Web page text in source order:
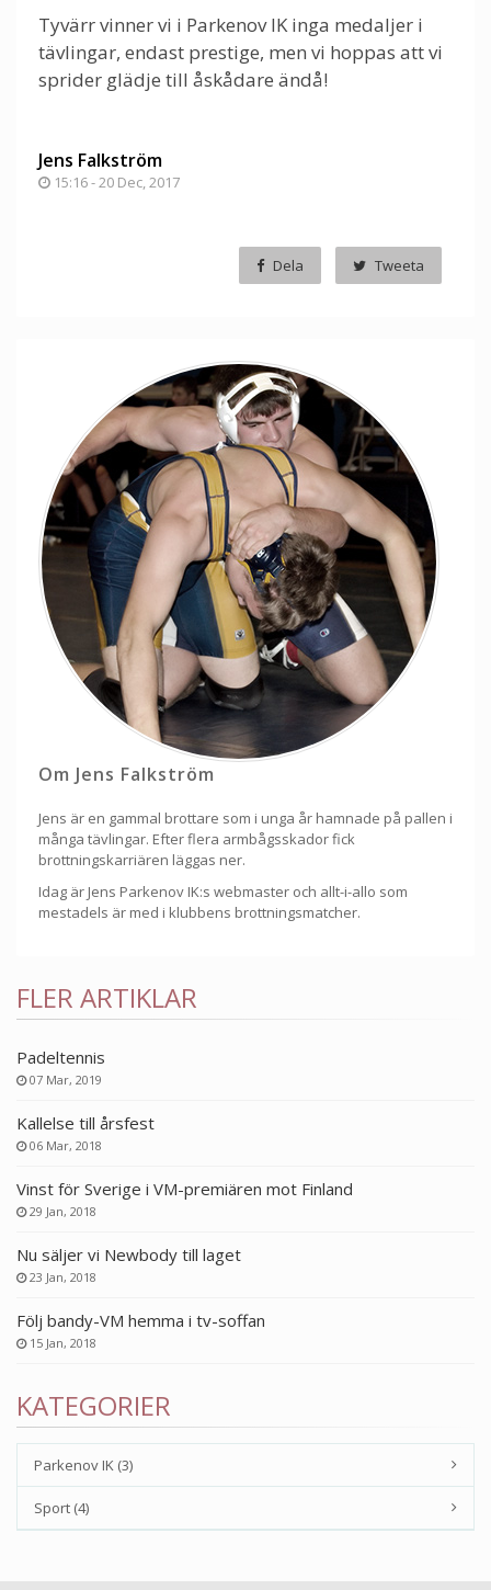
Tyvärr vinner vi i Parkenov IK inga medaljer i
tävlingar, endast prestige, men vi hoppas att vi
sprider glädje till åskådare ändå!
Jens Falkström
15:16 - 20 Dec, 2017
Dela Tweeta
Om Jens Falkström
Jens är en gammal brottare som i unga år hamnade på pallen i
många tävlingar. Efter flera armbågsskador fick
brottningskarriären läggas ner.
Idag är Jens Parkenov IK:s webmaster och allt-i-allo som
mestadels är med i klubbens brottningsmatcher.
FLER ARTIKLAR
Padeltennis
07 Mar, 2019
Kallelse till årsfest
06 Mar, 2018
Vinst för Sverige i VM-premiären mot Finland
29 Jan, 2018
Nu säljer vi Newbody till laget
23 Jan, 2018
Följ bandy-VM hemma i tv-soffan
15 Jan, 2018
KATEGORIER
Parkenov IK (3)
Sport (4)